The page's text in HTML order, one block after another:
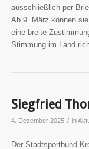
ausschließlich per
Ab 9. März können sie
eine breite
Stimmung im Land
Siegfried
4. Dezember 2025 / in
Der Stadtsportbund